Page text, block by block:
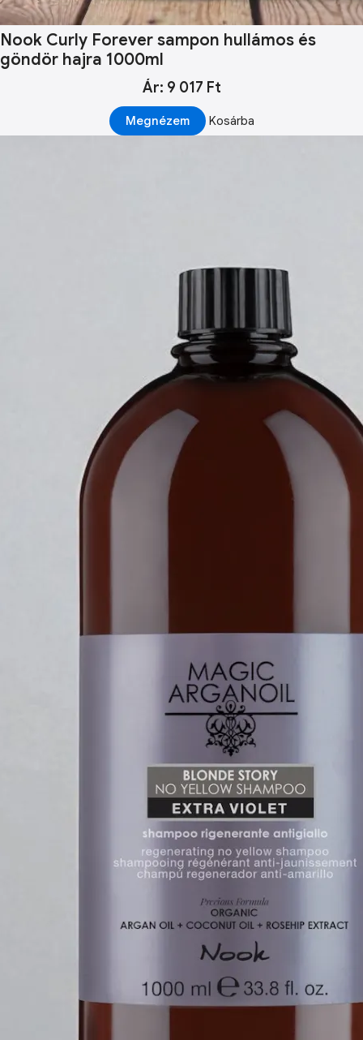
Nook Curly Forever sampon hullámos és
göndör hajra 1000ml
Ár: 9 017 Ft
Megnézem Kosárba